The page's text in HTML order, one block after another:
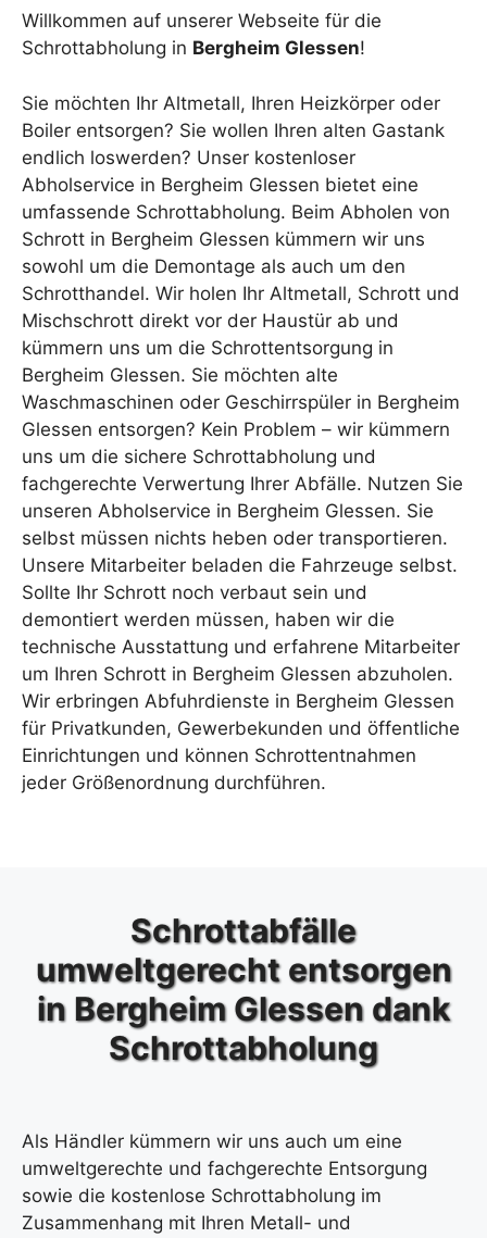
Willkommen auf unserer Webseite für die
Schrottabholung in Bergheim Glessen!
Sie möchten Ihr Altmetall, Ihren Heizkörper oder
Boiler entsorgen? Sie wollen Ihren alten Gastank
endlich loswerden? Unser kostenloser
Abholservice in Bergheim Glessen bietet eine
umfassende Schrottabholung. Beim Abholen von
Schrott in Bergheim Glessen kümmern wir uns
sowohl um die Demontage als auch um den
Schrotthandel. Wir holen Ihr Altmetall, Schrott und
Mischschrott direkt vor der Haustür ab und
kümmern uns um die Schrottentsorgung in
Bergheim Glessen. Sie möchten alte
Waschmaschinen oder Geschirrspüler in Bergheim
Glessen entsorgen? Kein Problem – wir kümmern
uns um die sichere Schrottabholung und
fachgerechte Verwertung Ihrer Abfälle. Nutzen Sie
unseren Abholservice in Bergheim Glessen. Sie
selbst müssen nichts heben oder transportieren.
Unsere Mitarbeiter beladen die Fahrzeuge selbst.
Sollte Ihr Schrott noch verbaut sein und
demontiert werden müssen, haben wir die
technische Ausstattung und erfahrene Mitarbeiter
um Ihren Schrott in Bergheim Glessen abzuholen.
Wir erbringen Abfuhrdienste in Bergheim Glessen
für Privatkunden, Gewerbekunden und öffentliche
Einrichtungen und können Schrottentnahmen
jeder Größenordnung durchführen.
Schrottabfälle
umweltgerecht entsorgen
in Bergheim Glessen dank
Schrottabholung
Als Händler kümmern wir uns auch um eine
umweltgerechte und fachgerechte Entsorgung
sowie die kostenlose Schrottabholung im
Zusammenhang mit Ihren Metall- und